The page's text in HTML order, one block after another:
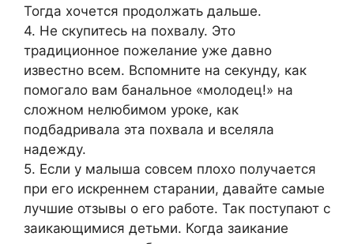
Тогда хочется продолжать дальше.
4. Не скупитесь на похвалу. Это
традиционное пожелание уже давно
известно всем. Вспомните на секунду, как
помогало вам банальное «молодец!» на
сложном нелюбимом уроке, как
подбадривала эта похвала и вселяла
надежду.
5. Если у малыша совсем плохо получается
при его искреннем старании, давайте самые
лучшие отзывы о его работе. Так поступают с
заикающимися детьми. Когда заикание